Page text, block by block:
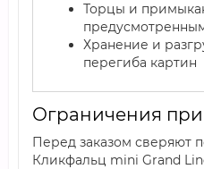
Торцы и
Хранение и
перегиба картин
Ограничения
Перед заказом сверяют
Кликфальц mini Grand